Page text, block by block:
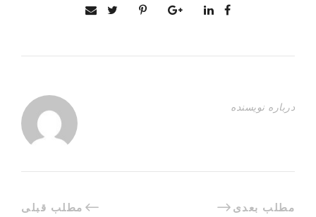
درباره نویسنده
مطلب قبلی مطلب بعدی